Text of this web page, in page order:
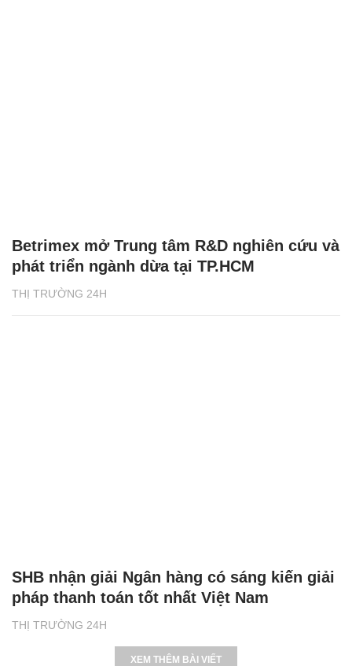
THỊ TRƯỜNG 24H
Betrimex mở Trung tâm R&D nghiên cứu và
phát triển ngành dừa tại TP.HCM
THỊ TRƯỜNG 24H
SHB nhận giải Ngân hàng có sáng kiến giải
pháp thanh toán tốt nhất Việt Nam
XEM THÊM BÀI VIẾT